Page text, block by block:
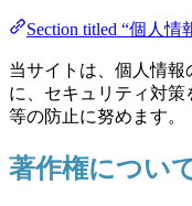
Section titled “個人
当サイトは、個人情
に、セキュリティ対
等の防止に努めます。
著作権につい